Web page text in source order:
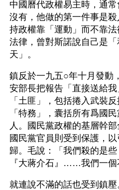
中國曆代政權易主時，通
沒有，他做的第一件事是
持政權靠「運動」而不靠
法律，曾對斯諾說自己是
天」。
鎮反於一九五○年十月發動
安部長把報告「直接送給
「土匪」，包括捲入武裝
「特務」，囊括所有爲國
人。國民黨政權的基層幹
國民黨官員則受到保護，
歸。毛說：「我們殺的是
『大蔣介石』……我們一個
就連說不滿的話也受到鎮